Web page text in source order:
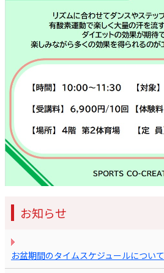
お知らせ
お盆期間のタイムスケジュールについて